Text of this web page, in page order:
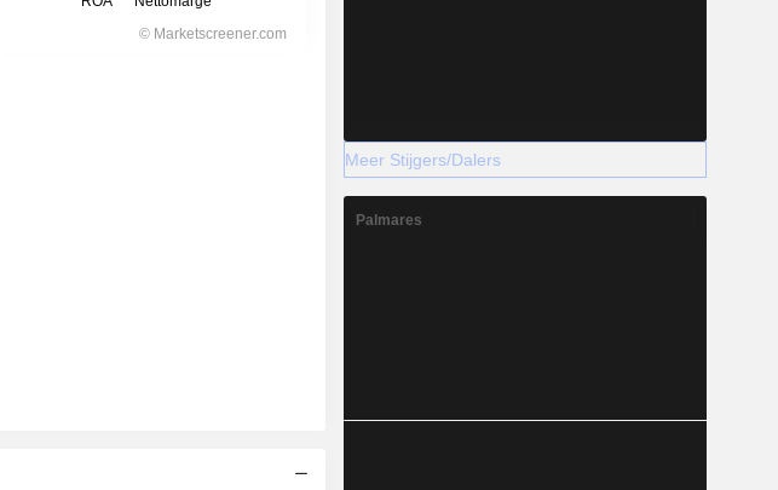
Meer Stijgers/Dalers
Palmares